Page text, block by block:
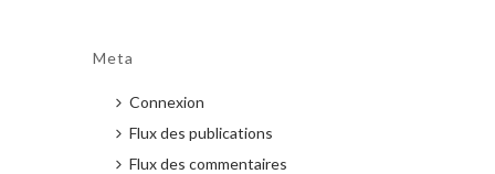
Meta
Connexion
Flux des publications
Flux des commentaires